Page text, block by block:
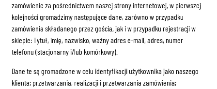
zamówienie za pośrednictwem naszej strony internetowej, w pierwszej
kolejności gromadzimy następujące dane, zarówno w przypadku
zamówienia składanego przez gościa, jak i w przypadku rejestracji w
sklepie: Tytuł, imię, nazwisko, ważny adres e-mail, adres, numer
telefonu (stacjonarny i/lub komórkowy).
Dane te są gromadzone w celu identyfikacji użytkownika jako naszego
klienta; przetwarzania, realizacji i przetwarzania zamówienia;